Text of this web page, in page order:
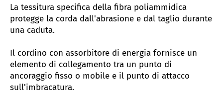
La tessitura specifica della fibra poliammidica
protegge la corda dall'abrasione e dal taglio durante
una caduta.
Il cordino con assorbitore di energia fornisce un
elemento di collegamento tra un punto di
ancoraggio fisso o mobile e il punto di attacco
sull'imbracatura.